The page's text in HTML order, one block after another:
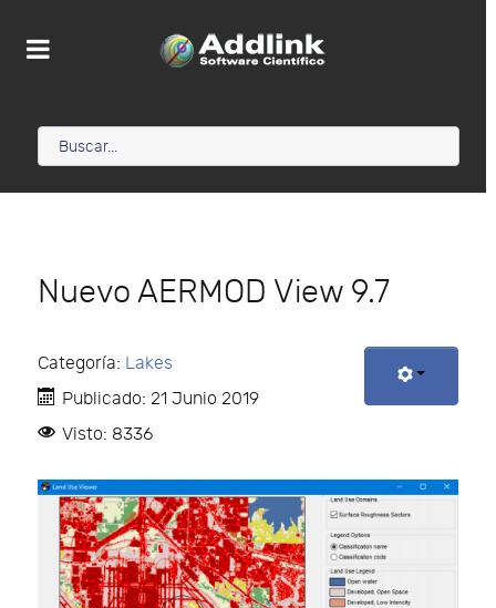
Nuevo AERMOD View 9.7
Categoría: Lakes
Publicado: 21 Junio 2019
Visto: 8336